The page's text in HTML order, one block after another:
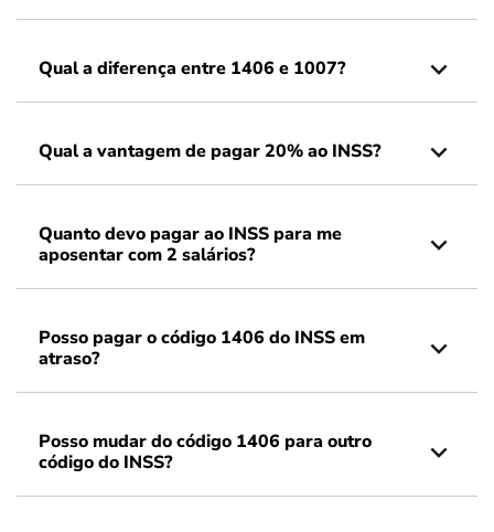
Qual a diferença entre 1406 e 1007?
Qual a vantagem de pagar 20% ao INSS?
Quanto devo pagar ao INSS para me
aposentar com 2 salários?
Posso pagar o código 1406 do INSS em
atraso?
Posso mudar do código 1406 para outro
código do INSS?